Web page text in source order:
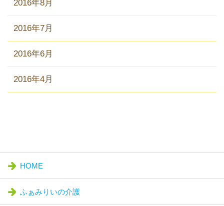
2016年8月
2016年7月
2016年6月
2016年4月
HOME
ふぁみりいの介護